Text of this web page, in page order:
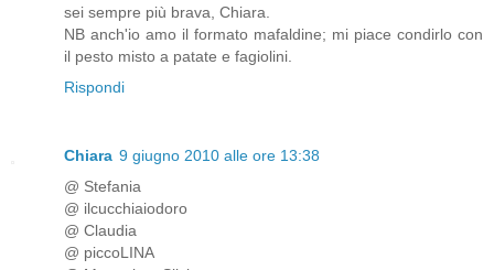
sei sempre più brava, Chiara.
NB anch'io amo il formato mafaldine; mi piace condirlo con
il pesto misto a patate e fagiolini.
Rispondi
Chiara 9 giugno 2010 alle ore 13:38
@ Stefania
@ ilcucchiaiodoro
@ Claudia
@ piccoLINA